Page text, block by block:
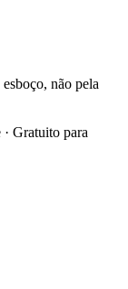
não pela
Gratuito para